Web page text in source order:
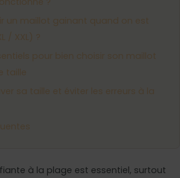
un maillot gainant quand on est
/ XXL) ?
pour bien choisir son maillot
taille
sa taille et éviter les erreurs à la
à la plage est essentiel, surtout